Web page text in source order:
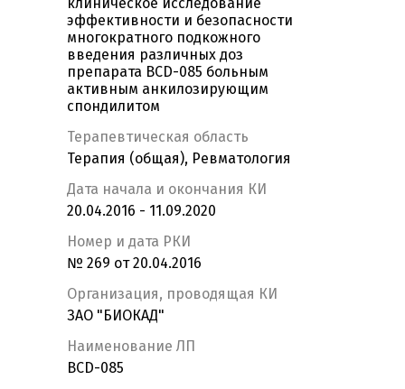
клиническое исследование
эффективности и безопасности
многократного подкожного
введения различных доз
препарата BCD-085 больным
активным анкилозирующим
спондилитом
Терапевтическая область
Терапия (общая), Ревматология
Дата начала и окончания КИ
20.04.2016 - 11.09.2020
Номер и дата РКИ
№ 269 от 20.04.2016
Организация, проводящая КИ
ЗАО "БИОКАД"
Наименование ЛП
BCD-085